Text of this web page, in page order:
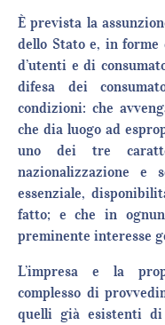
È prevista la
dello Stato e, in
d’utenti e di
difesa dei
condizioni: che
che dia luogo ad
uno dei tre
nazionalizzazione e
essenziale,
fatto; e che in
preminente interesse
L’impresa e la
complesso di
quelli già esistenti